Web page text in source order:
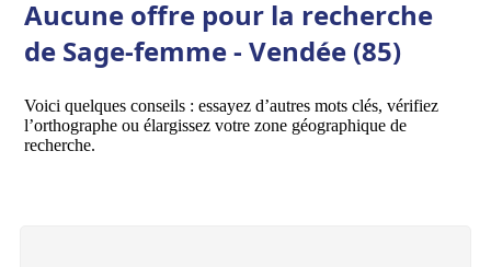
Aucune offre pour la recherche
de Sage-femme - Vendée (85)
Voici quelques conseils : essayez d’autres mots clés, vérifiez
l’orthographe ou élargissez votre zone géographique de
recherche.